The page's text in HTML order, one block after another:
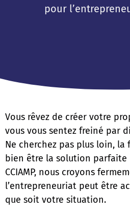
pour
Vous rêvez de créer votre
vous vous sentez freiné par
Ne cherchez pas plus loin,
bien être la solution parfaite
CCIAMP, nous croyons
l’entrepreneuriat peut être
que soit votre situation.